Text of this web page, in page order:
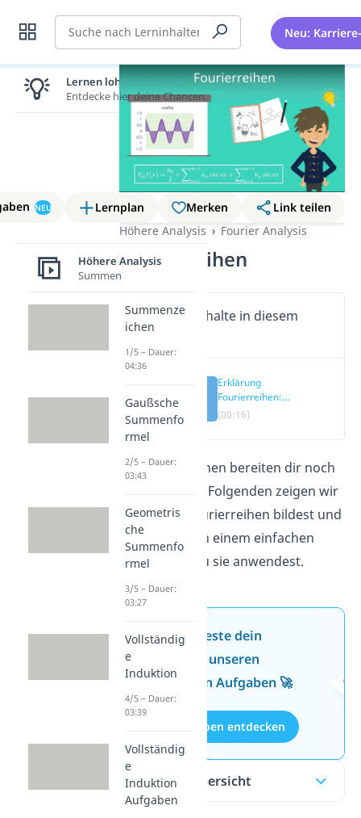
Suche Neu:
NEU Lernplan Merken
Link teilen
Höhere Analysis
Fourier Analysis
Fourierreihen
Wichtige Inhalte in diesem
Video
Erklärung
Fourierreihen:
Trigonometrische
(00:16)
Die Fourierreihen bereiten dir noch
Probleme? Im Folgenden zeigen wir
dir, wie du Fourierreihen bildest und
erklären dir an einem einfachen
Beispiel wie du sie anwendest.
Jetzt neu: Teste dein
Wissen mit unseren
kostenlosen Aufgaben 🚀
Aufgaben entdecken
Inhaltsübersicht
Lernen lohnt sich!
Entdecke hier deine Chancen.
Höhere Analysis
Summen
Summenze
ichen
1/5 – Dauer:
04:36
Gaußsche
Summenfo
rmel
2/5 – Dauer:
03:43
Geometris
che
Summenfo
rmel
3/5 – Dauer:
03:27
Vollständig
e
Induktion
4/5 – Dauer:
03:39
Vollständig
e
Induktion
Aufgaben